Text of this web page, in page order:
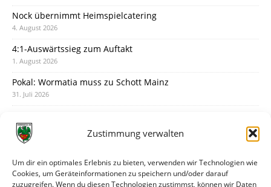
Zustimmung verwalten
Um dir ein optimales Erlebnis zu bieten, verwenden wir Technologien wie
Cookies, um Geräteinformationen zu speichern und/oder darauf
zuzugreifen. Wenn du diesen Technologien zustimmst, können wir Daten
Nock übernimmt Heimspielcatering
4. August 2026
4:1-Auswärtssieg zum Auftakt
1. August 2026
Pokal: Wormatia muss zu Schott Mainz
31. Juli 2026
30. Juli 2026
28. Juli 2026
Neuer Rückensponsor